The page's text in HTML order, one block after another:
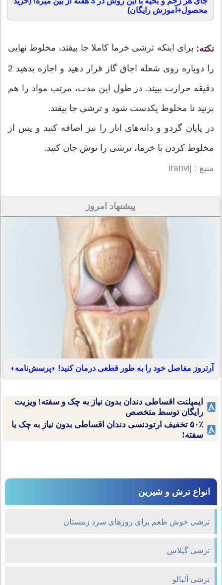
محصول+آموزش رایگان)
نکته: برای اینکه ترشی خرما کاملا جا بیفتد، مخلوط نهایی
را دوباره روی شعله اجاق گاز قرار دهید و اجازه بدهید 2
دقیقه حرارت ببیند. در طول این مدت، مرتب مواد را هم
بزنید تا مخلوط یکدست شود و ترشی جا بیفتد.
در پایان گردو و دانه‌های انار را نیز اضافه کنید و پس از
مخلوط کردن با خرما، ترشی را نوش جان کنید.
منبع : iranvij
پیشنهاد امروز
آرتروز مفاصل خود را به طور قطعی درمان کنید! ◗پرسش‌نامه◖
ایمپلنت اقساطی دندان بدون نیاز به چک و سفته! ویزیت
رایگان توسط متخصص
۵۰٪ تخفیف ارتودنسی دندان اقساطی بدون نیاز به چک یا
سفته!
انواع ترش و شیرین
ترشی خوش طعم برای روزهای سرد زمستان
ترشی گیلاس
ترشی آلبالو